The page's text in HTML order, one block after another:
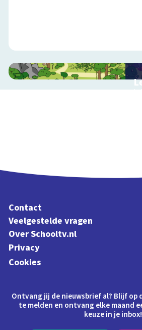
Contact
Veelgestelde vragen
Over Schooltv.nl
Privacy
Cookies
Ontvang jij de nieuwsbrief al? Blijf op
te melden en ontvang elke maand
keuze in je inbox!